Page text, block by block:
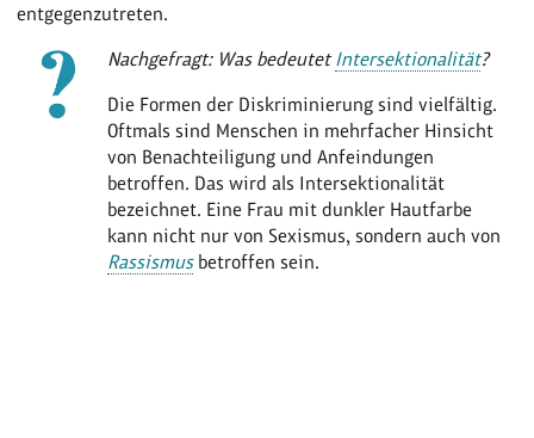
entgegenzutreten.
Nachgefragt: Was bedeutet Intersektionalität?
Die Formen der Diskriminierung sind vielfältig.
Oftmals sind Menschen in mehrfacher Hinsicht
von Benachteiligung und Anfeindungen
betroffen. Das wird als Intersektionalität
bezeichnet. Eine Frau mit dunkler Hautfarbe
kann nicht nur von Sexismus, sondern auch von
Rassismusbetroffen sein.